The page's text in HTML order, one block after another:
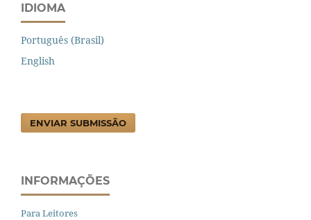
IDIOMA
Português (Brasil)
English
ENVIAR SUBMISSÃO
INFORMAÇÕES
Para Leitores